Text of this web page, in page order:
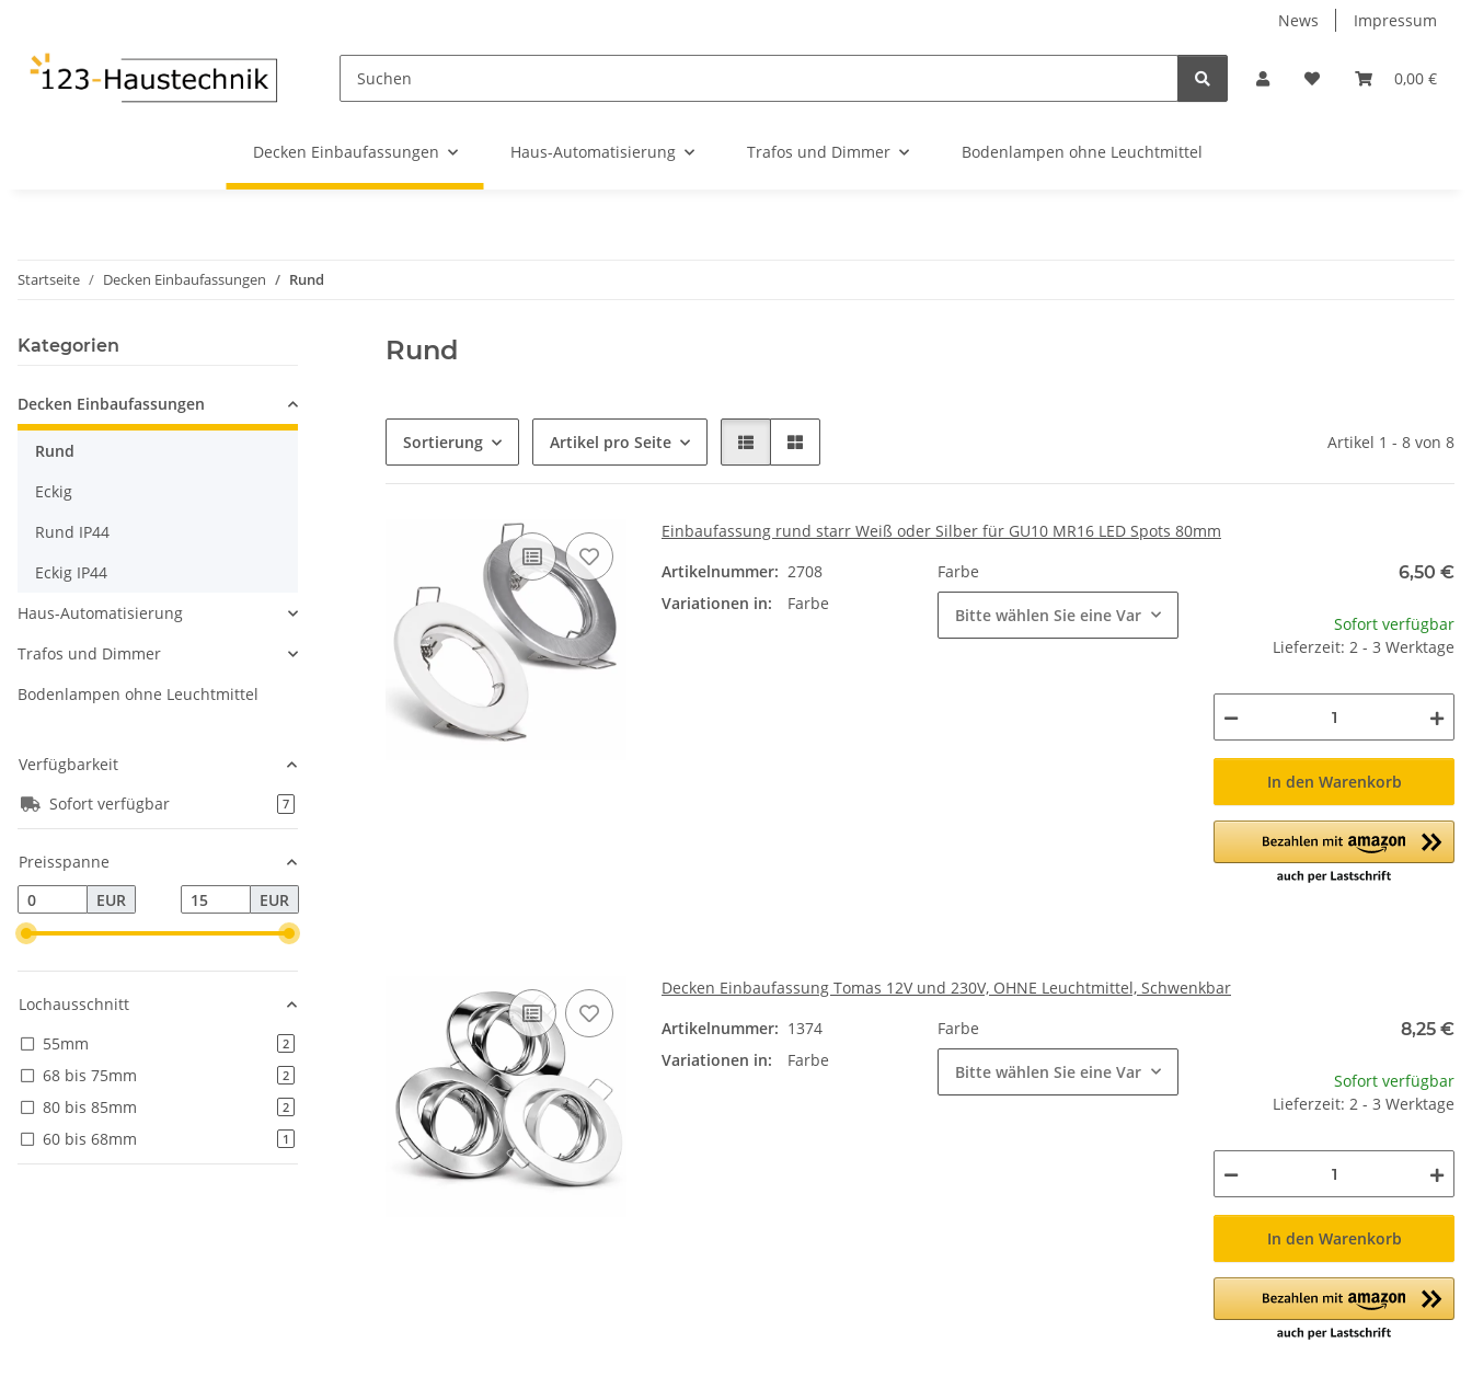
News Impressum
0,00 €
Decken Einbaufassungen Haus-Automatisierung Trafos und Dimmer Bodenlampen ohne Leuchtmittel
Startseite Decken Einbaufassungen Rund
Rund
Sortierung Artikel pro Seite Artikel 1 - 8 von 8
Einbaufassung rund starr Weiß oder Silber für GU10 MR16 LED Spots 80mm
Artikelnummer: 2708
Variationen in:
Farbe
Farbe
Bitte wählen Sie eine Variation.
6,50 €
Sofort verfügbar
Lieferzeit: 2 - 3 Werktage
In den Warenkorb
Decken Einbaufassung Tomas 12V und 230V, OHNE Leuchtmittel, Schwenkbar
Artikelnummer: 1374
Variationen in:
Farbe
Farbe
Bitte wählen Sie eine Variation.
8,25 €
Sofort verfügbar
Lieferzeit: 2 - 3 Werktage
In den Warenkorb
Kategorien
Decken Einbaufassungen
Rund
Eckig
Rund IP44
Eckig IP44
Haus-Automatisierung
Trafos und Dimmer
Bodenlampen ohne Leuchtmittel
Verfügbarkeit
Sofort verfügbar
7Artikel gefunden
Preisspanne
EUR
EUR
Lochausschnitt
55mm
2Artikel gefunden
68 bis 75mm 2Artikel gefunden
80 bis 85mm 2Artikel gefunden
60 bis 68mm 1Artikel gefunden